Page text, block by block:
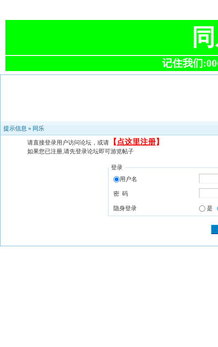
记住我们
提示信息 » 同乐
请直接登录用户访问论坛，或请 【 点这里注册】
如果您已注册,请先登录论坛即可游览帖子
登录
用户名
密 码
隐身登录 是